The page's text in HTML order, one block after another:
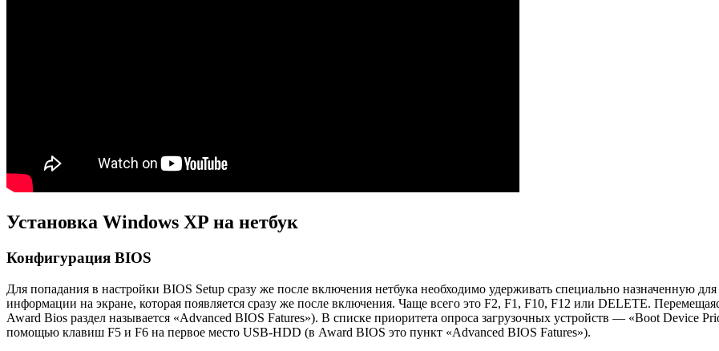
Установка Windows XP на нетбук
Конфигурация BIOS
Для попадания в настройки BIOS Setup сразу же после включения нетбука необходимо удерживать специально назначенную
информации на экране, которая появляется сразу же после включения. Чаще всего это F2, F1, F10, F12 или DELETE.
Award Bios раздел называется «Advanced BIOS Fatures»). В списке приоритета опроса загрузочных устройств — «Boot Device
помощью клавиш F5 и F6 на первое место USB-HDD (в Award BIOS это пункт «Advanced BIOS Fatures»).